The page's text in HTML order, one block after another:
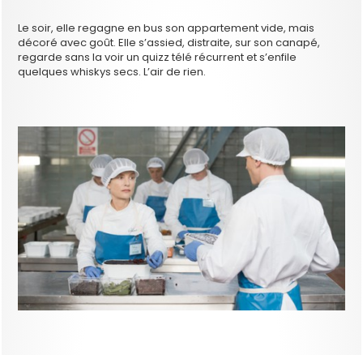
Le soir, elle regagne en bus son appartement vide, mais
décoré avec goût. Elle s’assied, distraite, sur son canapé,
regarde sans la voir un quizz télé récurrent et s’enfile
quelques whiskys secs. L’air de rien.